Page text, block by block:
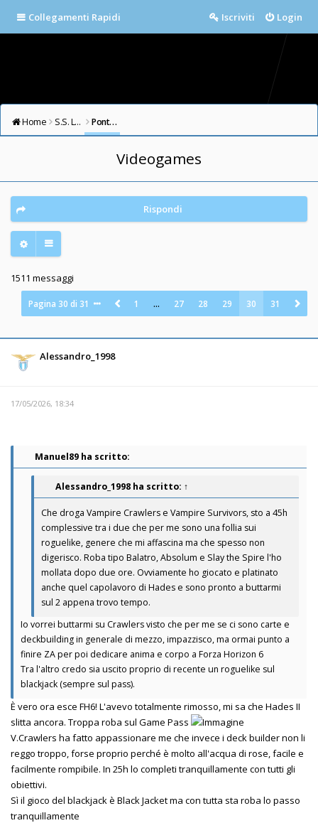
Collegamenti Rapidi Login
Iscriviti
Home S.S. LAZIO FORUM Ponte Milvio
Videogames
Rispondi
1511 messaggi
Pagina 30 di 31 1 … 27 28 29 30 31
Alessandro_1998
17/05/2026, 18:34
Manuel89 ha scritto:
Alessandro_1998 ha scritto: ↑
Che droga Vampire Crawlers e Vampire Survivors, sto a 45h
complessive tra i due che per me sono una follia sui
roguelike, genere che mi affascina ma che spesso non
digerisco. Roba tipo Balatro, Absolum e Slay the Spire l'ho
mollata dopo due ore. Ovviamente ho giocato e platinato
anche quel capolavoro di Hades e sono pronto a buttarmi
sul 2 appena trovo tempo.
Io vorrei buttarmi su Crawlers visto che per me se ci sono carte e
deckbuilding in generale di mezzo, impazzisco, ma ormai punto a
finire ZA per poi dedicare anima e corpo a Forza Horizon 6
Tra l'altro credo sia uscito proprio di recente un roguelike sul
blackjack (sempre sul pass).
È vero ora esce FH6! L'avevo totalmente rimosso, mi sa che Hades II
slitta ancora. Troppa roba sul Game Pass
V.Crawlers ha fatto appassionare me che invece i deck builder non li
reggo troppo, forse proprio perché è molto all'acqua di rose, facile e
facilmente rompibile. In 25h lo completi tranquillamente con tutti gli
obiettivi.
Sì il gioco del blackjack è Black Jacket ma con tutta sta roba lo passo
tranquillamente